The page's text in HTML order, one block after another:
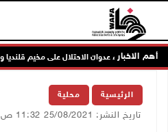
أهم الاخبار
الرئيسية محلية
تاريخ النشر: 25/08/2021 11:32 ص